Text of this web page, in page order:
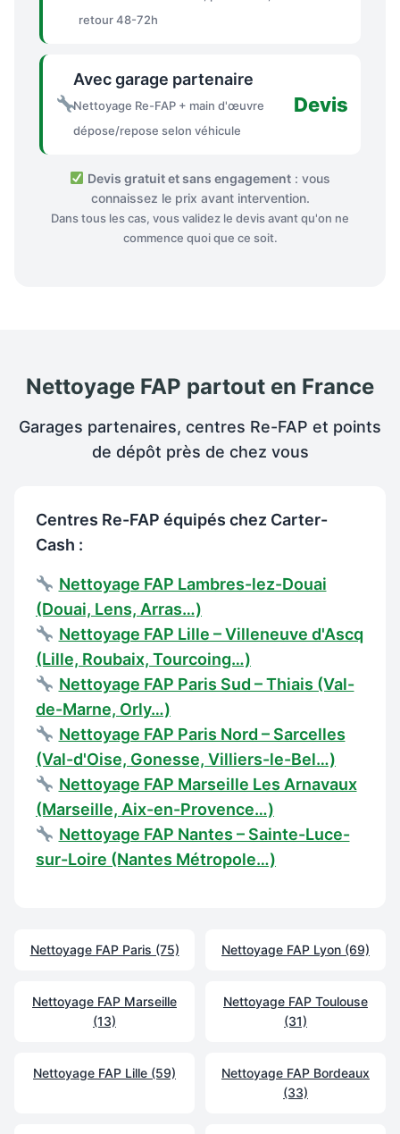
retour 48-72h
Avec garage partenaire
Nettoyage Re-FAP + main d'œuvre
dépose/repose selon véhicule
Devis
Devis gratuit et sans engagement: vous
connaissez le prix avant intervention.
Dans tous les cas, vous validez le devis avant qu'on ne
commence quoi que ce soit.
Nettoyage FAP partout en France
Garages partenaires, centres Re-FAP et points
de dépôt près de chez vous
Centres Re-FAP équipés chez Carter-
Cash :
Nettoyage FAP Lambres-lez-Douai
(Douai, Lens, Arras…)
Nettoyage FAP Lille – Villeneuve d'Ascq
(Lille, Roubaix, Tourcoing…)
Nettoyage FAP Paris Sud – Thiais (Val-
de-Marne, Orly…)
Nettoyage FAP Paris Nord – Sarcelles
(Val-d'Oise, Gonesse, Villiers-le-Bel…)
Nettoyage FAP Marseille Les Arnavaux
(Marseille, Aix-en-Provence…)
Nettoyage FAP Nantes – Sainte-Luce-
sur-Loire (Nantes Métropole…)
Nettoyage FAP Paris (75) Nettoyage FAP Lyon (69)
Nettoyage FAP Marseille
(13)
Nettoyage FAP Toulouse
(31)
Nettoyage FAP Lille (59)
Nettoyage FAP Bordeaux
(33)